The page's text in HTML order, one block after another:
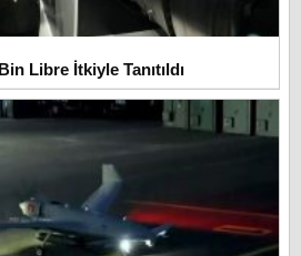
Libre İtkiyle Tanıtıldı